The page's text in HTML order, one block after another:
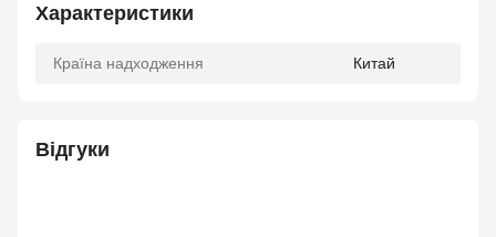
Характеристики
Країна надходження Китай
Відгуки